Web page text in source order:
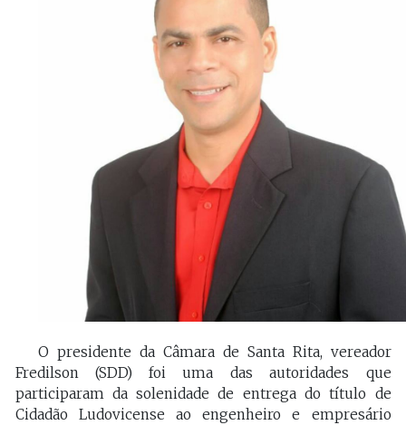
O presidente da Câmara de Santa Rita, vereador
Fredilson (SDD) foi uma das autoridades que
participaram da solenidade de entrega do título de
Cidadão Ludovicense ao engenheiro e empresário